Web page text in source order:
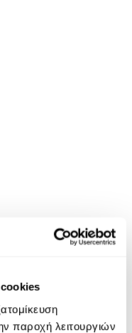
cookies
παροχή λειτουργιών